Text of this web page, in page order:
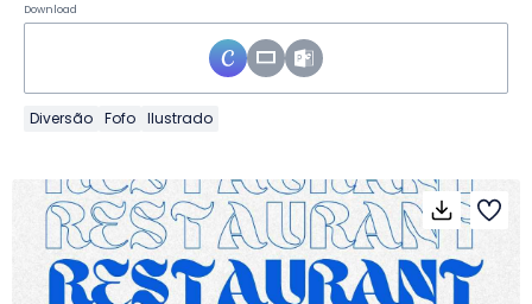
Download
Diversão Fofo Ilustrado